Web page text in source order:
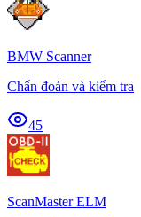
BMW Scanner
Chẩn đoán và kiểm tra
45
ScanMaster ELM